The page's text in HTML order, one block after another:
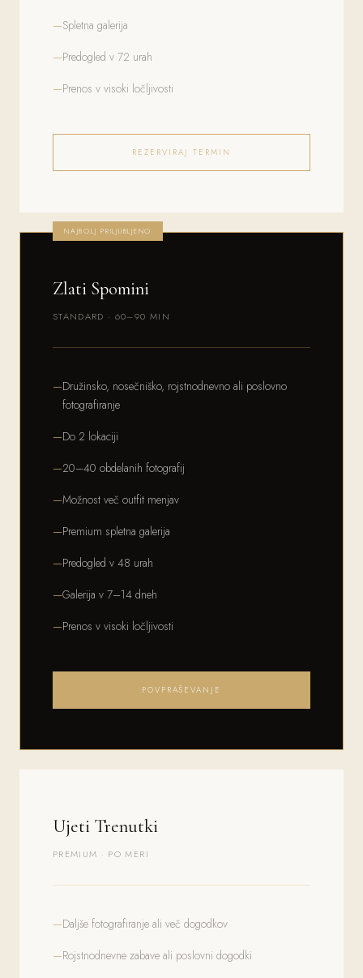
Spletna galerija
Predogled v 72 urah
Prenos v visoki ločljivosti
REZERVIRAJ TERMIN
NAJBOLJ PRILJUBLJENO
Zlati Spomini
STANDARD · 60–90 MIN
Družinsko, nosečniško, rojstnodnevno ali poslovno
fotografiranje
Do 2 lokaciji
20–40 obdelanih fotografij
Možnost več outfit menjav
Premium spletna galerija
Predogled v 48 urah
Galerija v 7–14 dneh
Prenos v visoki ločljivosti
POVPRAŠEVANJE
Ujeti Trenutki
PREMIUM · PO MERI
Daljše fotografiranje ali več dogodkov
Rojstnodnevne zabave ali poslovni dogodki